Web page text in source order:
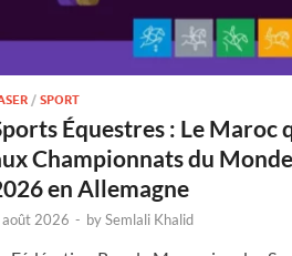
/SPORT
Équestres : Le Maroc
Championnats du
en Allemagne
2026 - bySemlali Khalid